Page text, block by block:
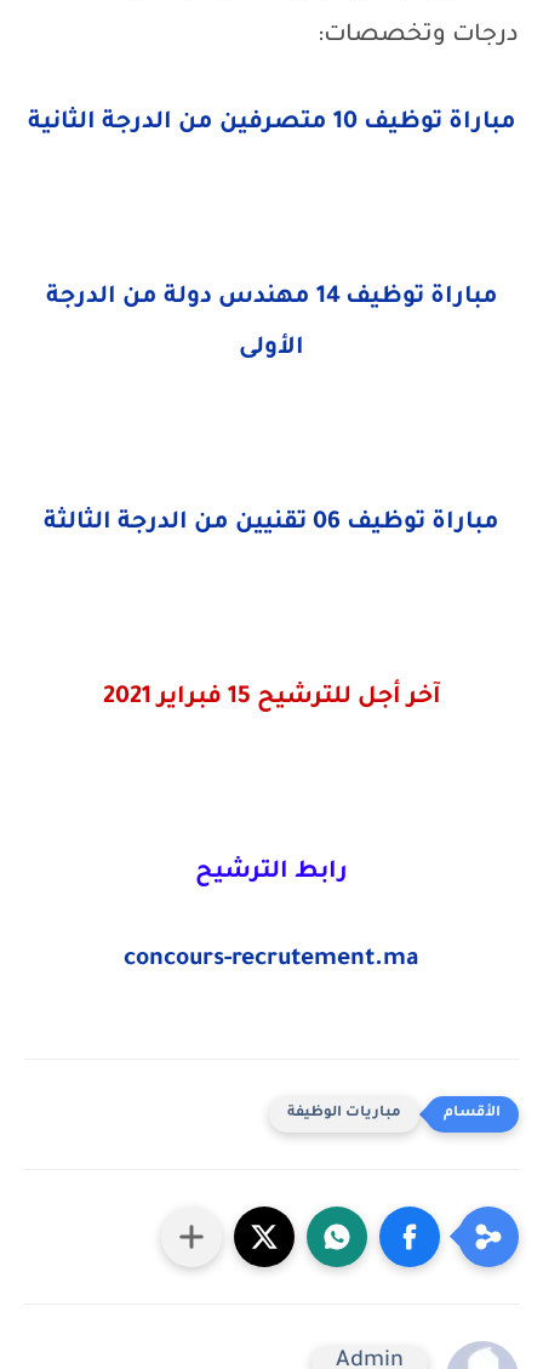
درجات وتخصصات:
مباراة توظيف 10 متصرفين من الدرجة الثانية
مباراة توظيف 14 مهندس دولة من الدرجة
الأولى
مباراة توظيف 06 تقنيين من الدرجة الثالثة
آخر أجل للترشيح 15 فبراير 2021
رابط الترشيح
concours-recrutement.ma
مباريات الوظيفة
Admin